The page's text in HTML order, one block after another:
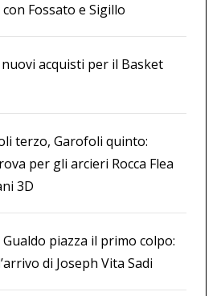
Fossato e Sigillo
acquisti per il Basket
terzo, Garofoli quinto:
per gli arcieri Rocca Flea
3D
piazza il primo colpo:
di Joseph Vita Sadi